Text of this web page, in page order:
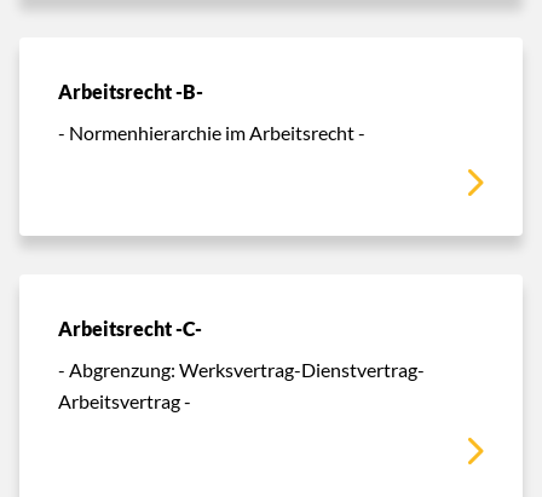
Arbeitsrecht -B-
- Normenhierarchie im Arbeitsrecht -
Arbeitsrecht -C-
- Abgrenzung: Werksvertrag-Dienstvertrag-
Arbeitsvertrag -